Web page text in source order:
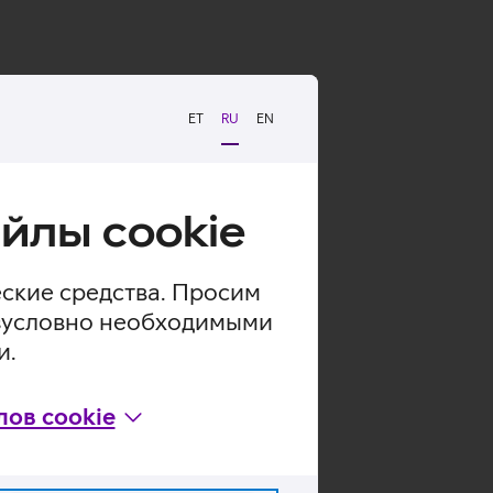
ET RU EN
cookie
средства. Просим
необходимыми
cookie